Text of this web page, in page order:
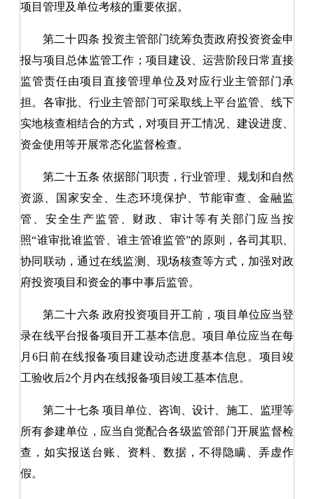
项目管理及单位考核的重要依据。
第二十四条 投资主管部门统筹负责政府投资资金申
报与项目总体监管工作；项目建设、运营阶段日常直接
监管责任由项目直接管理单位及对应行业主管部门承
担。各审批、行业主管部门可采取线上平台监管、线下
实地核查相结合的方式，对项目开工情况、建设进度、
资金使用等开展常态化监督检查。
第二十五条 依据部门职责，行业管理、规划和自然
资源、国家安全、生态环境保护、节能审查、金融监
管、安全生产监管、财政、审计等有关部门应当按
照“谁审批谁监管、谁主管谁监管”的原则，各司其职、
协同联动，通过在线监测、现场核查等方式，加强对政
府投资项目和资金的事中事后监管。
第二十六条 政府投资项目开工前 ，项目单位应当登
录在线平台报备项目开工基本信息。项目单位应当在每
月6日前在线报备项目建设动态进度基本信息。项目竣
工验收后2个月内在线报备项目竣工基本信息。
第二十七条 项目单位、咨询、设计、施工、监理等
所有参建单位，应当自觉配合各级监管部门开展监督检
查，如实报送台账、资料、数据，不得隐瞒、弄虚作
假。